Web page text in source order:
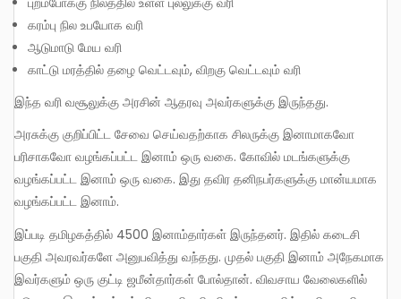
கரம்பு நில உபயோக வரி
ஆடுமாடு மேய வரி
காட்டு மரத்தில் தழை வெட்டவும், விறகு வெட்டவும் வரி
இந்த வரி வசூலுக்கு அரசின் ஆதரவு அவர்களுக்கு இருந்தது.
அரசுக்கு குறிப்பிட்ட சேவை செய்வதற்காக சிலருக்கு இனாமாகவோ
பரிசாகவோ வழங்கப்பட்ட இனாம் ஒரு வகை. கோவில் மடங்களுக்கு
வழங்கப்பட்ட இனாம் ஒரு வகை. இது தவிர தனிநபர்களுக்கு மான்யமாக
வழங்கப்பட்ட இனாம்.
இப்படி தமிழகத்தில் 4500 இனாம்தார்கள் இருந்தனர். இதில் கடைசி
பகுதி அவரவர்களே அனுபவித்து வந்தது. முதல் பகுதி இனாம் அநேகமாக
இவர்களும் ஒரு குட்டி ஜமீன்தார்கள் போல்தான். விவசாய வேலைகளில்